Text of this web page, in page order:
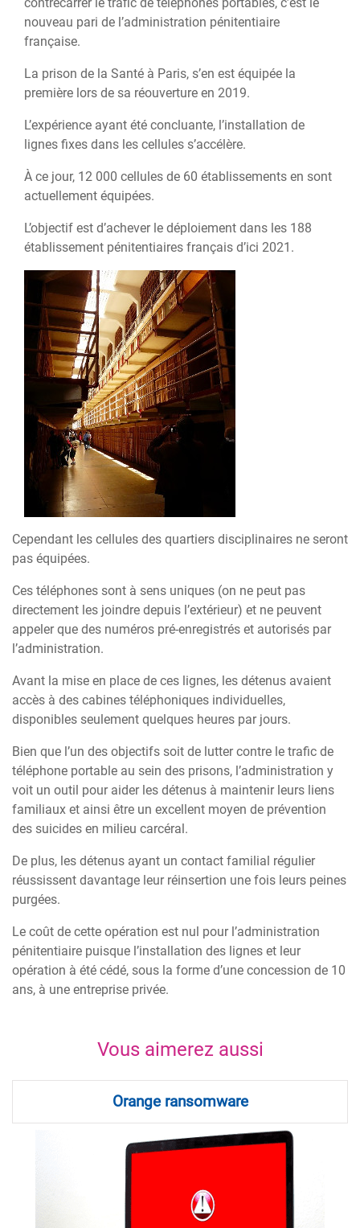
nouveau pari de l’administration pénitentiaire
française.
La prison de la Santé à Paris, s’en est équipée la
première lors de sa réouverture en 2019.
L’expérience ayant été concluante, l’installation de
lignes fixes dans les cellules s’accélère.
À ce jour, 12 000 cellules de 60 établissements en sont
actuellement équipées.
L’objectif est d’achever le déploiement dans les 188
établissement pénitentiaires français d’ici 2021.
Cependant les cellules des quartiers disciplinaires ne seront
pas équipées.
Ces téléphones sont à sens uniques (on ne peut pas
directement les joindre depuis l’extérieur) et ne peuvent
appeler que des numéros pré-enregistrés et autorisés par
l’administration.
Avant la mise en place de ces lignes, les détenus avaient
accès à des cabines téléphoniques individuelles,
disponibles seulement quelques heures par jours.
Bien que l’un des objectifs soit de lutter contre le trafic de
téléphone portable au sein des prisons, l’administration y
voit un outil pour aider les détenus à maintenir leurs liens
familiaux et ainsi être un excellent moyen de prévention
des suicides en milieu carcéral.
De plus, les détenus ayant un contact familial régulier
réussissent davantage leur réinsertion une fois leurs peines
purgées.
Le coût de cette opération est nul pour l’administration
pénitentiaire puisque l’installation des lignes et leur
opération à été cédé, sous la forme d’une concession de 10
ans, à une entreprise privée.
Vous aimerez aussi
Orange ransomware